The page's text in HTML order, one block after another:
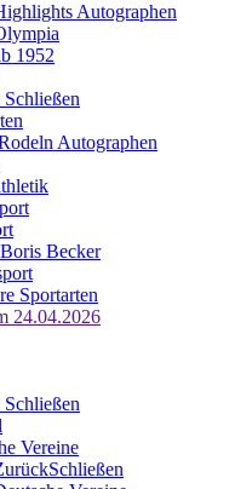
Autographen
1952
Schließen
Autographen
Becker
Sportarten
24.04.2026
Schließen
Vereine
Schließen